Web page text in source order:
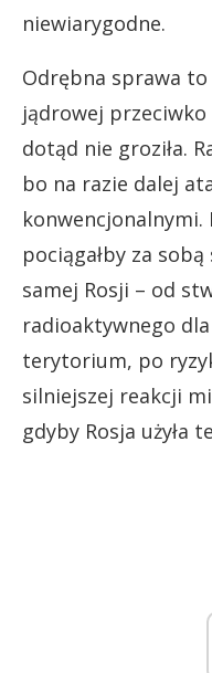
niewiarygodne.
Odrębna sprawa
jądrowej
dotąd nie groziła.
bo na razie dalej
konwencjonalnymi.
pociągałby za
samej Rosji – od
radioaktywnego
terytorium, po
silniejszej reakcji
gdyby Rosja użyła